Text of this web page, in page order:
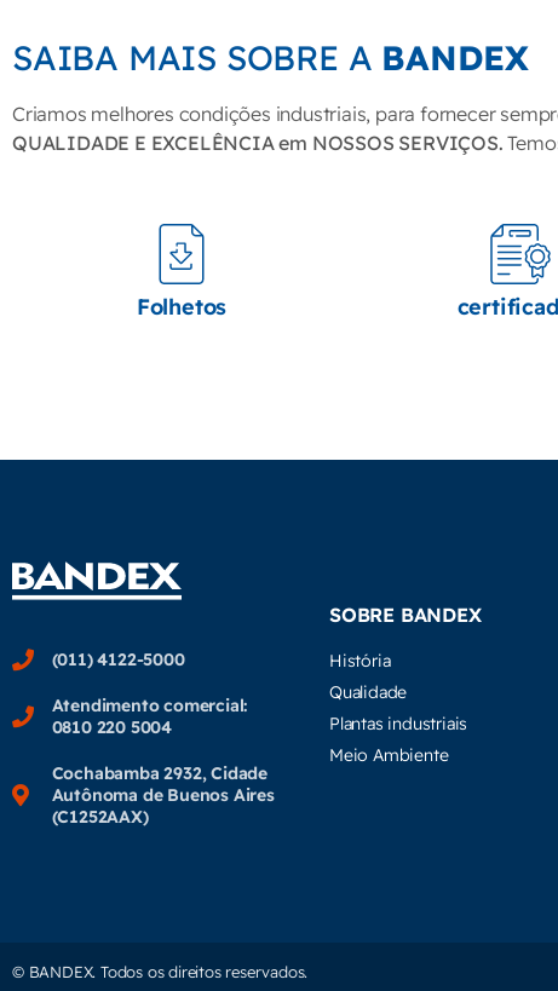
SAIBA MAIS SOBRE A BANDEX
Criamos melhores condições industriais, para fornecer
QUALIDADE E EXCELÊNCIA em NOSSOS SERVIÇOS.
Folhetos
(011) 4122-5000
Atendimento comercial:
0810 220 5004
Cochabamba 2932, Cidade
Autônoma de Buenos Aires
(C1252AAX)
SOBRE BANDEX
História
Qualidade
Plantas industriais
Meio Ambiente
© BANDEX. Todos os direitos reservados.